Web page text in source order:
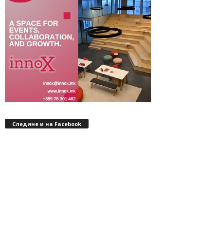
Следине и на Facebook